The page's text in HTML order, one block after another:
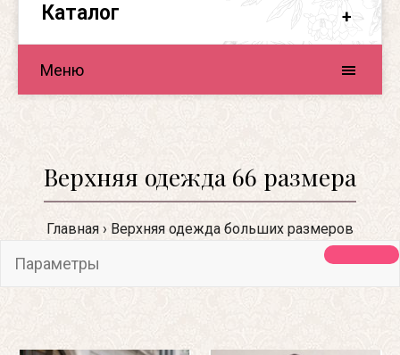
Каталог
Меню
Верхняя одежда 66 размера
Главная Верхняя одежда больших размеров
Параметры